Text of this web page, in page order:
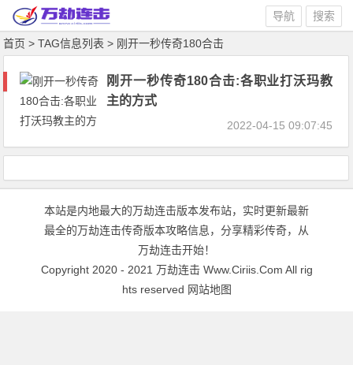
搜索
导航
首页 > TAG信息列表 > 刚开一秒传奇180合击
刚开一秒传奇180合击:各职业打沃玛教
主的方式
2022-04-15 09:07:45
本站是内地最大的万劫连击版本发布站，实时更新最新
最全的万劫连击传奇版本攻略信息，分享精彩传奇，从
万劫连击开始！
Copyright 2020 - 2021 万劫连击 Www.Ciriis.Com All rig
hts reserved 网站地图